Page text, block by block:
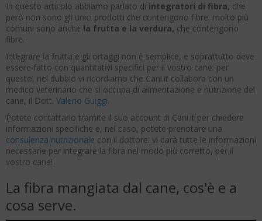
In questo articolo abbiamo parlato di integratori di fibra, che
però non sono gli unici prodotti che contengono fibre: molto più
comuni sono anche la frutta e la verdura, che contengono
fibre.
Integrare la frutta e gli ortaggi non è semplice, e soprattutto deve
essere fatto con quantitativi specifici per il vostro cane: per
questo, nel dubbio vi ricordiamo che Cani.it collabora con un
medico veterinario che si occupa di alimentazione e nutrizione del
cane, il Dott. Valerio Guiggi.
Potete contattarlo tramite il suo account di Cani.it per chiedere
informazioni specifiche e, nel caso, potete prenotare una
consulenza nutrizionale con il dottore: vi darà tutte le informazioni
necessarie per integrare la fibra nel modo più corretto, per il
vostro cane!
La fibra mangiata dal cane, cos'è e a
cosa serve.